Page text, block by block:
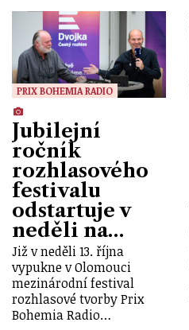
PRIX BOHEMIA RADIO
Jubilejní
ročník
rozhlasového
festivalu
odstartuje v
neděli na…
Již v neděli 13. října
vypukne v Olomouci
mezinárodní festival
rozhlasové tvorby Prix
Bohemia Radio…